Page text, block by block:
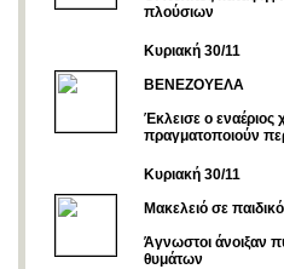
πλούσιων
Kυριακή 30/11
ΒΕΝΕΖΟΥΕΛΑ
Έκλεισε ο εναέριος
πραγματοποιούν
Κυριακή 30/11
Μακελειό σε
Άγνωστοι άνοιξαν
θυμάτων